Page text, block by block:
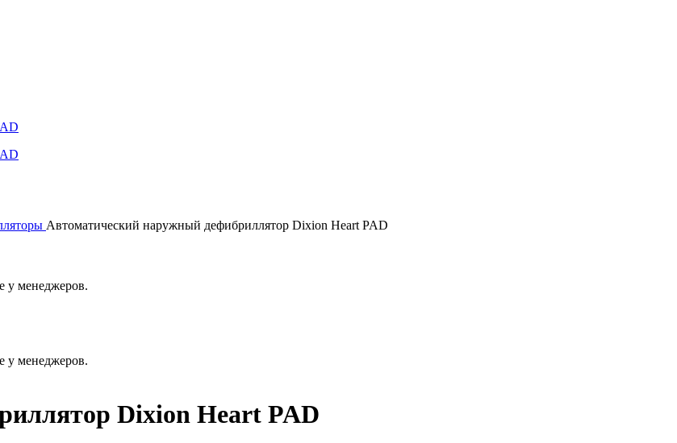
Автоматический наружный дефибриллятор Dixion Heart PAD
у менеджеров.
у менеджеров.
Dixion Heart PAD